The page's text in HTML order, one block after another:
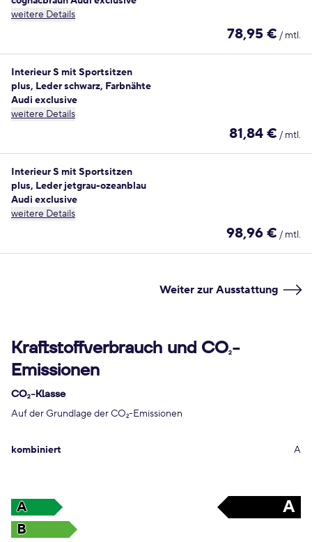
weitere Details
78,95 € / mtl.
Interieur S mit Sportsitzen
plus, Leder schwarz, Farbnähte
Audi exclusive
weitere Details
81,84 € / mtl.
Interieur S mit Sportsitzen
plus, Leder jetgrau-ozeanblau
Audi exclusive
weitere Details
98,96 € / mtl.
Weiter zur Ausstattung
Kraftstoffverbrauch und CO2-
Emissionen
CO2-Klasse
Auf der Grundlage der CO2-Emissionen
kombiniert A
A A
B